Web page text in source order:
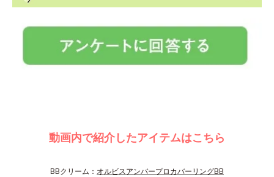
動画内で紹介したアイテムはこちら
BBクリーム： オルビスアンバープロカバーリングBB